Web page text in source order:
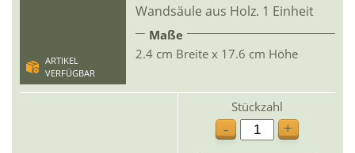
ARTIKEL
VERFÜGBAR
Wandsäule aus Holz. 1 Einheit
Maße
2.4 cm Breite x 17.6 cm Höhe
Stückzahl
-
+